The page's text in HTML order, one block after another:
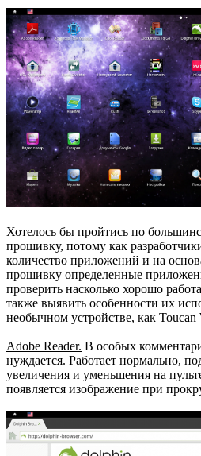
Хотелось бы пройтись по
прошивку, потому как
количество приложений и на
прошивку определенные
проверить насколько хорошо
также выявить особенности их
необычном устройстве, как Toucan
Adobe Reader. В особых
нуждается. Работает нормально,
увеличения и уменьшения на
появляется изображение при